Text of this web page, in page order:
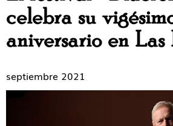
celebra su
aniversario en Las
septiembre 2021